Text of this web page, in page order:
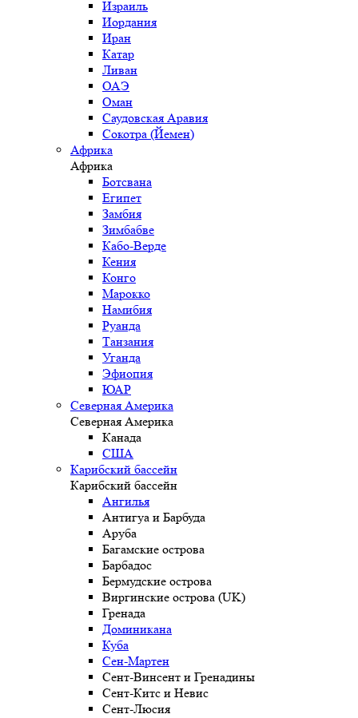
Израиль
Иордания
Иран
Катар
Ливан
ОАЭ
Оман
Саудовская Аравия
Сокотра (Йемен)
Африка
Африка
Ботсвана
Египет
Замбия
Зимбабве
Кабо-Верде
Кения
Конго
Марокко
Намибия
Руанда
Танзания
Уганда
Эфиопия
ЮАР
Северная Америка
Северная Америка
Канада
США
Карибский бассейн
Карибский бассейн
Ангилья
Антигуа и Барбуда
Аруба
Багамские острова
Барбадос
Бермудские острова
Виргинские острова (UK)
Гренада
Доминикана
Куба
Сен-Мартен
Сент-Винсент и Гренадины
Сент-Китс и Невис
Сент-Люсия